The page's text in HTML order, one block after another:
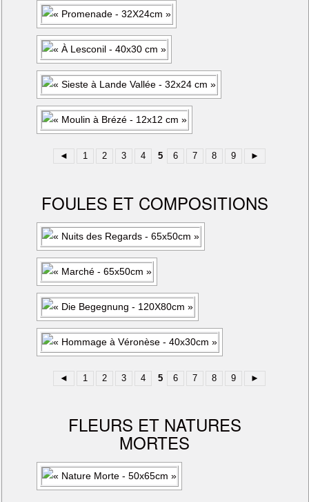
◄ 1 2 3 4 5 6 7 8 9 ►
FOULES ET COMPOSITIONS
◄ 1 2 3 4 5 6 7 8 9 ►
FLEURS ET NATURES
MORTES